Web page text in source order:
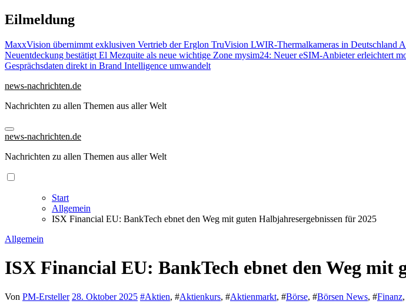
Zu
Inhalten
Eilmeldung
MaxxVision übernimmt exklusiven Vertrieb der Erglon TruVision LWIR-Thermalkameras in Deutschland
Neuentdeckung bestätigt El Mezquite als neue wichtige Zone mysim24: Neuer eSIM-Anbieter erleichtert
Gesprächsdaten direkt in Brand Intelligence umwandelt
news-nachrichten.de
Nachrichten zu allen Themen aus aller Welt
news-nachrichten.de
Nachrichten zu allen Themen aus aller Welt
Start
Allgemein
ISX Financial EU: BankTech ebnet den Weg mit guten Halbjahresergebnissen für 2025
Allgemein
ISX Financial EU: BankTech ebnet den Weg mit
Von PM-Ersteller 28. Oktober 2025 #Aktien, #Aktienkurs, #Aktienmarkt, #Börse, #Börsen News, #Finanz